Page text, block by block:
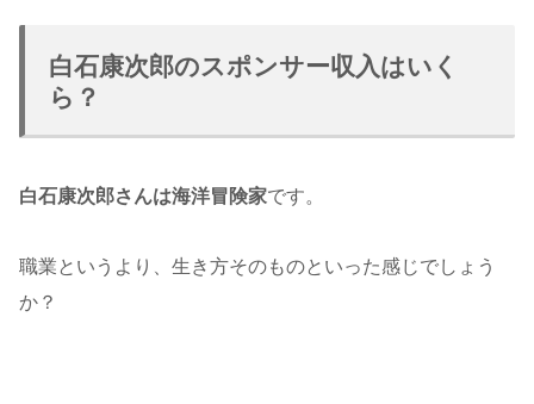
白石康次郎のスポンサー収入はいく
ら？
白石康次郎さんは海洋冒険家です。
職業というより、生き方そのものといった感じでしょう
か？